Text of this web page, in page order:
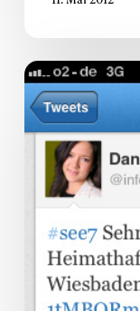
Auf
die
Straße
gesetzt:
Unsere
Promotour